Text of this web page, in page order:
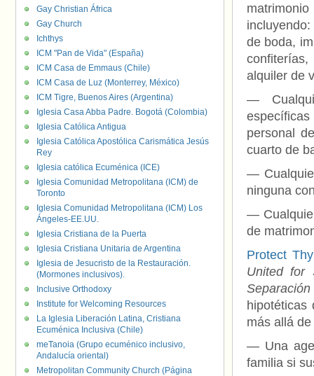
de boda,
alquiler de
—
personal
cuarto de
—
ninguna
—
de
Protect
United for
hipotéticas
más allá
— Una
familia si
Gay Christian África
Gay Church
Ichthys
ICM "Pan de Vida" (España)
ICM Casa de Emmaus (Chile)
ICM Casa de Luz (Monterrey, México)
ICM Tigre, Buenos Aires (Argentina)
Iglesia Casa Abba Padre. Bogotá (Colombia)
Iglesia Católica Antigua
Iglesia Católica Apostólica Carismática Jesús
Rey
Iglesia católica Ecuménica (ICE)
Iglesia Comunidad Metropolitana (ICM) de
Toronto
Iglesia Comunidad Metropolitana (ICM) Los
Ángeles-EE.UU.
Iglesia Cristiana de la Puerta
Iglesia Cristiana Unitaria de Argentina
Iglesia de Jesucristo de la Restauración.
(Mormones inclusivos).
Inclusive Orthodoxy
Institute for Welcoming Resources
La Iglesia Liberación Latina, Cristiana
Ecuménica Inclusiva (Chile)
meTanoia (Grupo ecuménico inclusivo,
Andalucía oriental)
Metropolitan Community Church (Página